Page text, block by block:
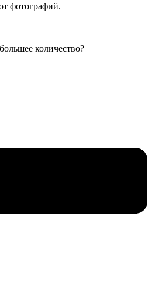
фотографий.
количество?